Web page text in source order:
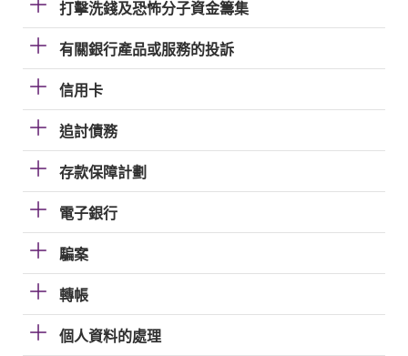
打擊洗錢及恐怖分子資金籌集
有關銀行產品或服務的投訴
信用卡
追討債務
存款保障計劃
電子銀行
騙案
轉帳
個人資料的處理